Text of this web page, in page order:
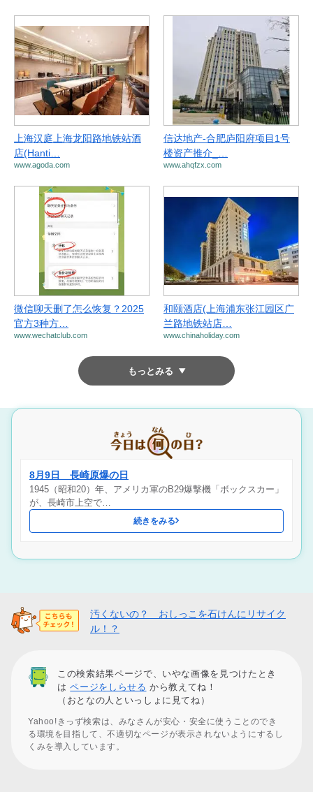
上海汉庭上海龙阳路地铁站酒
店(Hanti…
www.agoda.com
信达地产-合肥庐阳府项目1号
楼资产推介_…
www.ahqfzx.com
微信聊天删了怎么恢复？2025
官方3种方…
www.wechatclub.com
和颐酒店(上海浦东张江园区广
兰路地铁站店…
www.chinaholiday.com
もっとみる
8月9日 長崎原爆の日
1945（昭和20）年、アメリカ軍のB29爆撃機「ボックスカー」
が、長崎市上空で…
続きをみる
汚くないの？ おしっこを石けんにリサイク
ル！？
この検索結果ページで、いやな画像を見つけたとき
はページをしらせる から教えてね！
（おとなの人といっしょに見てね）
Yahoo!きっず検索は、みなさんが安心・安全に使うことのでき
る環境を目指して、不適切なページが表示されないようにするし
くみを導入しています。